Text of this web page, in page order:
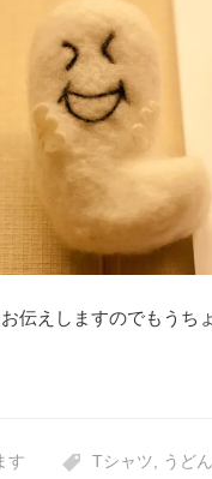
伝えしますのでもうち
す Tシャツ, うどん